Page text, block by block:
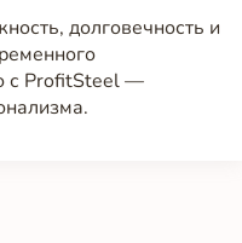
долговечность и
с ProfitSteel —